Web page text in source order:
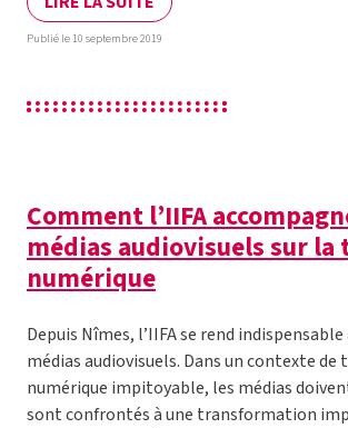
Publié le 10 septembre 2019
Comment l’IIFA
médias audiovisuels sur
numérique
Depuis Nîmes, l’IIFA se rend indispensable
médias audiovisuels. Dans un contexte
numérique impitoyable, les médias
sont confrontés à une transformation